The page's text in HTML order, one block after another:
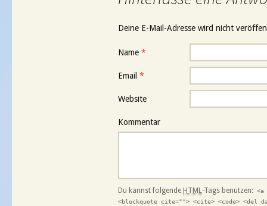
Deine E-Mail-Adresse wird nicht
Name *
Email *
Website
Kommentar
Du kannst folgende HTML-Tags benutzen:
<blockquote cite=""> <cite> <code> <del